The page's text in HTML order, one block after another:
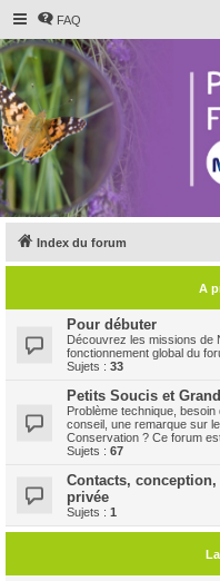
FAQ
Index du forum
A
Pour débuter
Découvrez les missions de
fonctionnement global du
Sujets : 33
Petits Soucis et
Problème technique,
conseil, une remarque sur
Conservation ? Ce forum
Sujets : 67
Contacts,
privée
Sujets : 1